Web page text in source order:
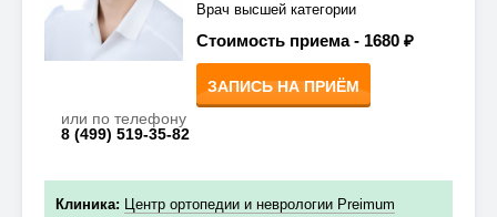
Врач высшей категории
Стоимость приема - 1680 ₽
ЗАПИСЬ НА ПРИЁМ
или по телефону
8 (499) 519-35-82
Клиника: Центр ортопедии и неврологии Preimum